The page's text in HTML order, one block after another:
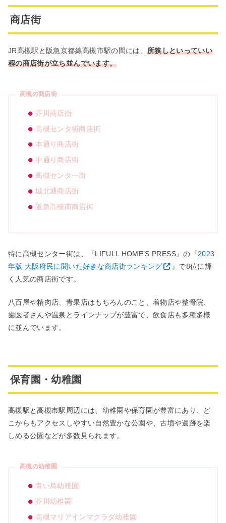
商店街
JR高槻駅と阪急京都線高槻市駅の間には、 所狭しといっていい
程の商店街が立ち並んでいます。
高槻の商店街
芥川商店街
高槻センタ街商店街
本通り商店街
中通り商店街
高槻センター街
城北通商店街
阪急高槻南商店街
特に高槻センター街は、『LIFULL HOME’S PRESS』の『2023
年版 大阪府民に聞いた好きな商店街ランキング
』で8位に輝
く人気の商店街です。
八百屋や精肉店、青果店はもちろんのこと、着物店や整骨院、
歯医者さんや温泉とラインナップが豊富で、飲食店も多種多様
に並んでいます。
保育園・幼稚園
高槻駅と高槻市駅周辺には、幼稚園や保育園が豊富にあり、ど
こからもアクセスしやすい自然豊かな公園や、古墳や遺跡を楽
しめる公園などが多数見られます。
高槻の幼稚園
青い鳥幼稚園
芥川幼稚園
高槻マリアインマクラダ幼稚園